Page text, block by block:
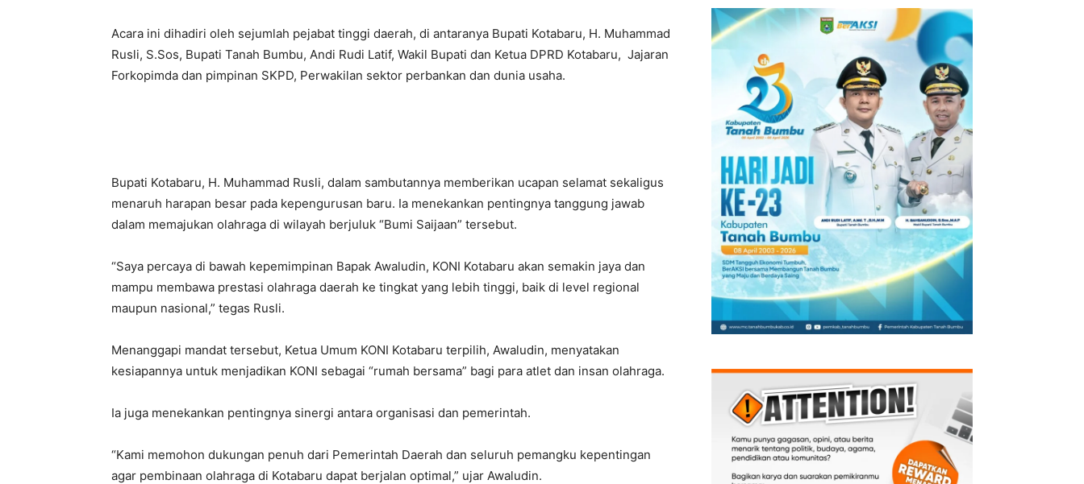
Acara ini dihadiri oleh sejumlah pejabat tinggi daerah, di antaranya Bupati Kotabaru, H. Muhammad
Rusli, S.Sos, Bupati Tanah Bumbu, Andi Rudi Latif, Wakil Bupati dan Ketua DPRD Kotabaru, Jajaran
Forkopimda dan pimpinan SKPD, Perwakilan sektor perbankan dan dunia usaha.
Bupati Kotabaru, H. Muhammad Rusli, dalam sambutannya memberikan ucapan selamat sekaligus
menaruh harapan besar pada kepengurusan baru. Ia menekankan pentingnya tanggung jawab
dalam memajukan olahraga di wilayah berjuluk “Bumi Saijaan” tersebut.
“Saya percaya di bawah kepemimpinan Bapak Awaludin, KONI Kotabaru akan semakin jaya dan
mampu membawa prestasi olahraga daerah ke tingkat yang lebih tinggi, baik di level regional
maupun nasional,” tegas Rusli.
Menanggapi mandat tersebut, Ketua Umum KONI Kotabaru terpilih, Awaludin, menyatakan
kesiapannya untuk menjadikan KONI sebagai “rumah bersama” bagi para atlet dan insan olahraga.
Ia juga menekankan pentingnya sinergi antara organisasi dan pemerintah.
“Kami memohon dukungan penuh dari Pemerintah Daerah dan seluruh pemangku kepentingan
agar pembinaan olahraga di Kotabaru dapat berjalan optimal,” ujar Awaludin.